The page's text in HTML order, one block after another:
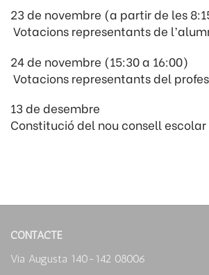
23 de novembre (a partir
Votacions representants de
24 de novembre (15:30
Votacions representants del
13 de
Constitució del nou consell
CONTACTE
Via Augusta 140-142 08006